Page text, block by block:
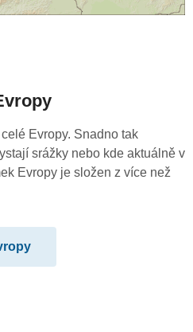
Evropy. Snadno tak
srážky nebo kde aktuálně v
Evropy je složen z více než